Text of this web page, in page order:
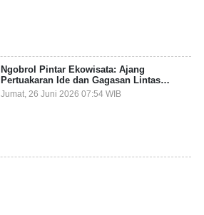
Ngobrol Pintar Ekowisata: Ajang
Pertuakaran Ide dan Gagasan Lintas
Sektor
Jumat, 26 Juni 2026 07:54 WIB